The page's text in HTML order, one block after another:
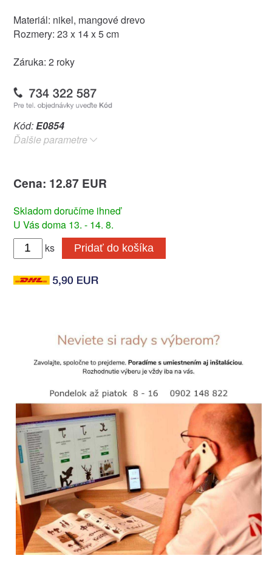
Materiál: nikel, mangové drevo
Rozmery: 23 x 14 x 5 cm
Záruka: 2 roky
Kód:E0854
Ďalšie parametre
Cena: 12.87 EUR
Skladom doručíme ihneď
U Vás doma 13. - 14. 8.
ks
Pridať do košíka